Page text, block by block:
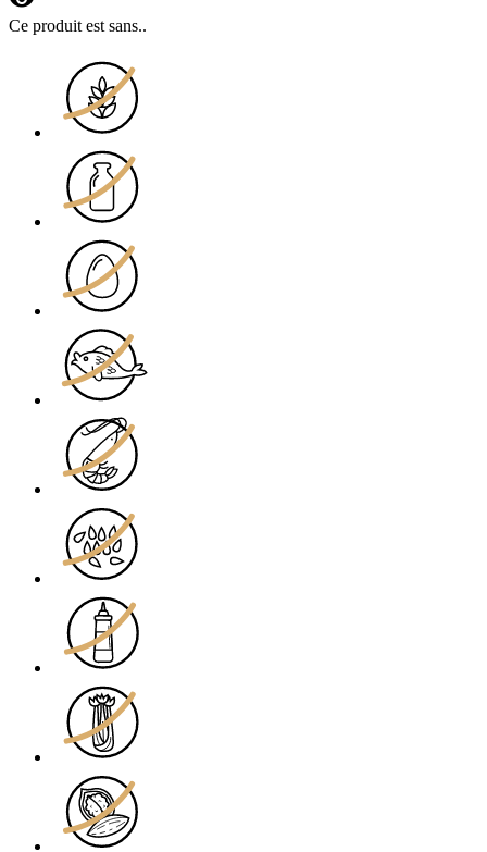
Ce produit est sans..